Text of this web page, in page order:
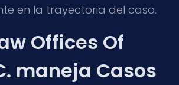
en la trayectoria del caso.
Offices Of
maneja Casos